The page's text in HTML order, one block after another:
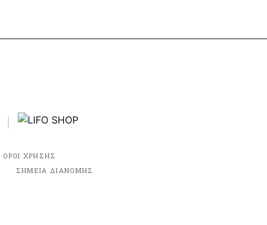
ΟΡΟΙ ΧΡΗΣΗΣ
ΣΗΜΕΙΑ ΔΙΑΝΟΜΗΣ